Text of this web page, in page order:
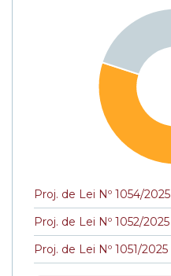
Proj. de Lei Nº 1054/2025
Proj. de Lei Nº 1052/2025
Proj. de Lei Nº 1051/2025